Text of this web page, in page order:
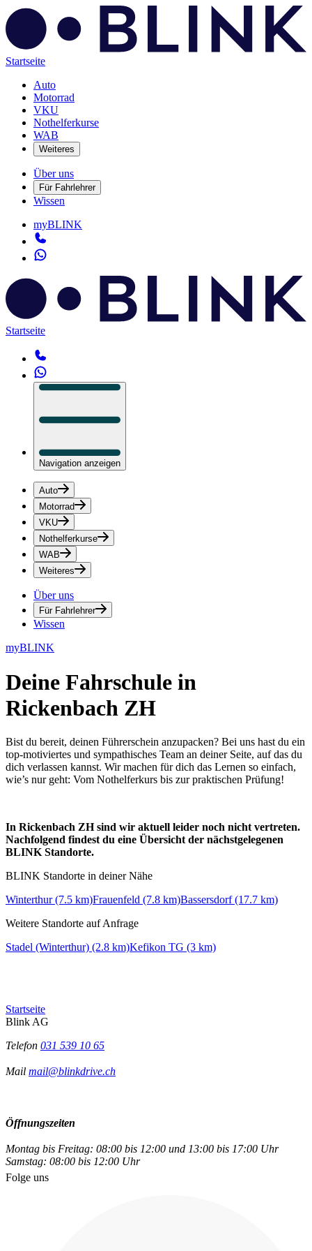
Startseite
Auto
Motorrad
VKU
Nothelferkurse
WAB
Weiteres
Über uns
Für Fahrlehrer
Wissen
myBLINK
Startseite
Navigation anzeigen
Auto
Motorrad
VKU
Nothelferkurse
WAB
Weiteres
Über uns
Für Fahrlehrer
Wissen
myBLINK
Deine Fahrschule in
Rickenbach ZH
Bist du bereit, deinen Führerschein anzupacken? Bei uns hast du ein
top-motiviertes und sympathisches Team an deiner Seite, auf das du
dich verlassen kannst. Wir machen für dich das Lernen so einfach,
wie’s nur geht: Vom Nothelferkurs bis zur praktischen Prüfung!
In Rickenbach ZH sind wir aktuell leider noch nicht vertreten.
Nachfolgend findest du eine Übersicht der nächstgelegenen
BLINK Standorte.
BLINK Standorte in deiner Nähe
Winterthur (7.5 km)Frauenfeld (7.8 km)Bassersdorf (17.7 km)
Weitere Standorte auf Anfrage
Stadel (Winterthur) (2.8 km)Kefikon TG (3 km)
Startseite
Blink AG
Telefon 031 539 10 65
Mail mail@blinkdrive.ch
Öffnungszeiten
Montag bis Freitag: 08:00 bis 12:00 und 13:00 bis 17:00 Uhr
Samstag: 08:00 bis 12:00 Uhr
Folge uns